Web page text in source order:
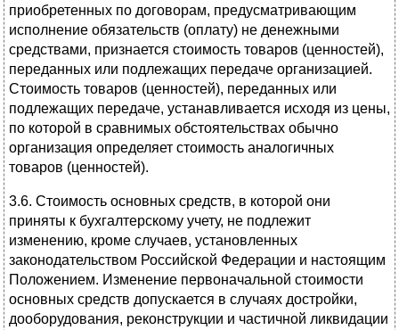
приобретенных по договорам, предусматривающим
исполнение обязательств (оплату) не денежными
средствами, признается стоимость товаров (ценностей),
переданных или подлежащих передаче организацией.
Стоимость товаров (ценностей), переданных или
подлежащих передаче, устанавливается исходя из цены,
по которой в сравнимых обстоятельствах обычно
организация определяет стоимость аналогичных
товаров (ценностей).
3.6. Стоимость основных средств, в которой они
приняты к бухгалтерскому учету, не подлежит
изменению, кроме случаев, установленных
законодательством Российской Федерации и настоящим
Положением. Изменение первоначальной стоимости
основных средств допускается в случаях достройки,
дооборудования, реконструкции и частичной ликвидации